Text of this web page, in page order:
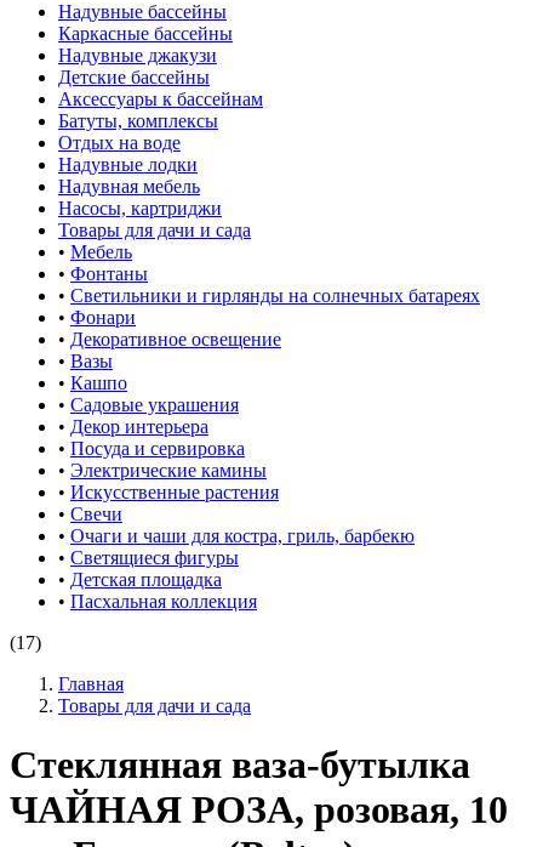
Надувные бассейны
Каркасные бассейны
Надувные джакузи
Детские бассейны
Аксессуары к бассейнам
Батуты, комплексы
Отдых на воде
Надувные лодки
Надувная мебель
Насосы, картриджи
Товары для дачи и сада
• Мебель
• Фонтаны
• Светильники и гирлянды на солнечных батареях
• Фонари
• Декоративное освещение
• Вазы
• Кашпо
• Садовые украшения
• Декор интерьера
• Посуда и сервировка
• Электрические камины
• Искусственные растения
• Свечи
• Очаги и чаши для костра, гриль, барбекю
• Светящиеся фигуры
• Детская площадка
• Пасхальная коллекция
(17)
Главная
Товары для дачи и сада
Стеклянная ваза-бутылка
ЧАЙНАЯ РОЗА, розовая, 10